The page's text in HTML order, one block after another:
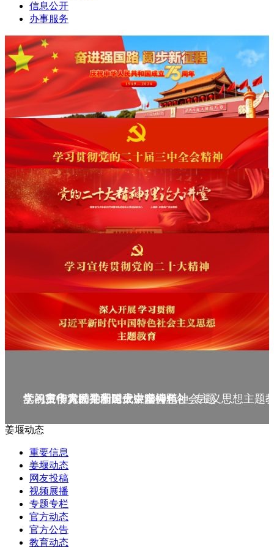
信息公开
办事服务
庆祝中华人民共和国成立75周年
学习贯彻党的二十届三中全会精神_专题
党的二十大精神理论大讲堂--理论
学习宣传贯彻党的二十大精神
学习贯彻习近平新时代中国特色社会主义思想主题
姜堰动态
重要信息
姜堰动态
网友投稿
视频展播
专题专栏
官方动态
官方公告
教育动态